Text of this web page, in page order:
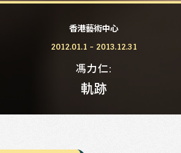
香港藝術中心
2012.01.1 - 2013.12.31
馮力仁
軌跡